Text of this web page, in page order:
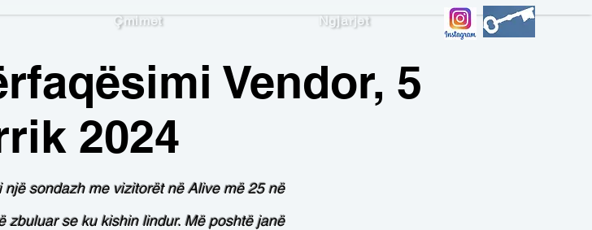
Çmimet Ngjarjet
Vendor, 5
2024
sondazh me vizitorët në Alive më 25 në
zbuluar se ku kishin lindur. Më poshtë janë